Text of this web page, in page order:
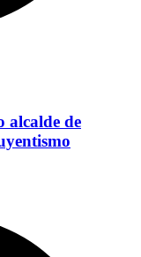
alcalde de